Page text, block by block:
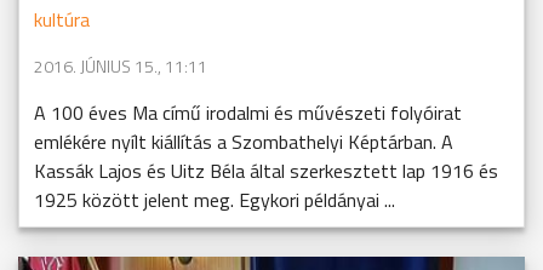
kultúra
2016. JÚNIUS 15., 11:11
A 100 éves Ma című irodalmi és művészeti folyóirat
emlékére nyílt kiállítás a Szombathelyi Képtárban. A
Kassák Lajos és Uitz Béla által szerkesztett lap 1916 és
1925 között jelent meg. Egykori példányai ...